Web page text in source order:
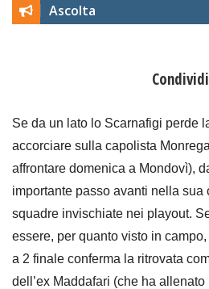
Ascolta
Condividi
Se da un lato lo Scarnafigi perde
accorciare sulla capolista
affrontare domenica a Mondovì),
importante passo avanti nella sua
squadre invischiate nei playout.
essere, per quanto visto in
a 2 finale conferma la ritrovata
dell’ex Maddafari (che ha